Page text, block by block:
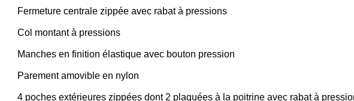
Fermeture centrale zippée avec rabat à pressions
Col montant à pressions
Manches en finition élastique avec bouton pression
Parement amovible en nylon
4 poches extérieures zippées dont 2 plaquées à la poitrine avec rabat à